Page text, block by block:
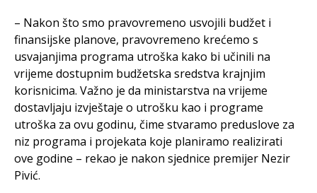
– Nakon što smo pravovremeno usvojili budžet i
finansijske planove, pravovremeno krećemo s
usvajanjima programa utroška kako bi učinili na
vrijeme dostupnim budžetska sredstva krajnjim
korisnicima. Važno je da ministarstva na vrijeme
dostavljaju izvještaje o utrošku kao i programe
utroška za ovu godinu, čime stvaramo preduslove za
niz programa i projekata koje planiramo realizirati
ove godine – rekao je nakon sjednice premijer Nezir
Pivić.